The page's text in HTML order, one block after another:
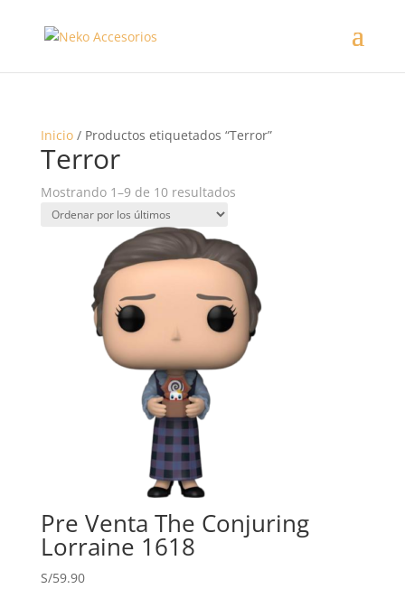
Inicio/ Productos etiquetados “Terror”
Terror
Mostrando 1–9 de 10 resultados
Pre Venta The Conjuring
Lorraine 1618
S/59.90